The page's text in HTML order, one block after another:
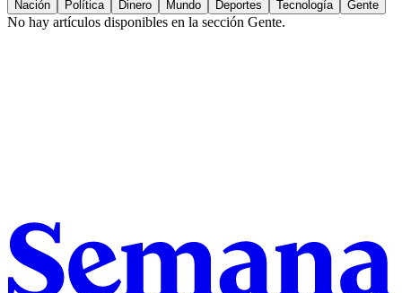
Nación Política Dinero Mundo Deportes Tecnología Gente
No hay artículos disponibles en la sección Gente.